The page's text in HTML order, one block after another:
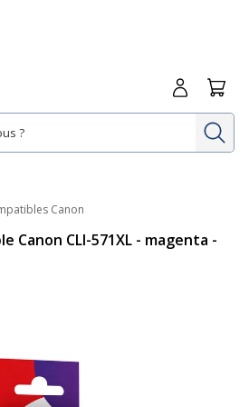
Me
Canon
Canon CLI-571XL - magenta -